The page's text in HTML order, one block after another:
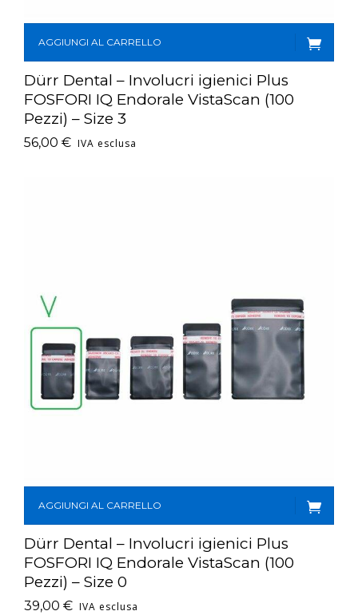
AGGIUNGI AL CARRELLO
Dürr Dental – Involucri igienici Plus
FOSFORI IQ Endorale VistaScan (100
Pezzi) – Size 3
56,00 € IVA esclusa
AGGIUNGI AL CARRELLO
Dürr Dental – Involucri igienici Plus
FOSFORI IQ Endorale VistaScan (100
Pezzi) – Size 0
39,00 € IVA esclusa